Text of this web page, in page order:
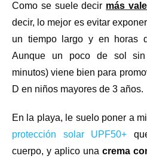
Como se suele decir más
decir, lo mejor es evitar
un tiempo largo y en horas
Aunque un poco de sol sin
minutos) viene bien para
D en niños mayores de 3 años.
En la playa, le suelo poner a
protección solar UPF50+
cuerpo, y aplico una crema